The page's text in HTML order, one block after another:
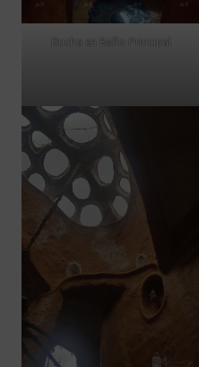
Ducha en Baño Principal